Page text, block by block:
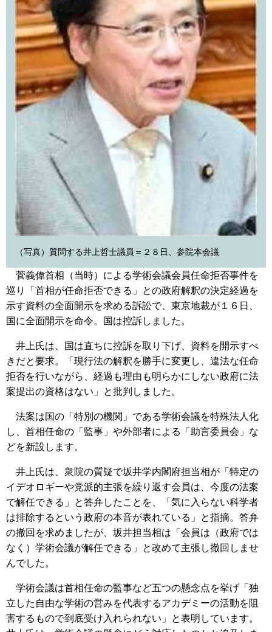
（写真）質問する井上哲士議員＝２８日、参院本会議
菅義偉首相（当時）による学術会議会員任命拒否事件を
巡り「首相が任命拒否できる」との政府解釈の決定経過を
示す資料の全面開示を求める訴訟で、東京地裁が１６日、
国に全面開示を命令。国は控訴しました。
井上氏は、国は直ちに控訴を取り下げ、資料を開示すべ
きだと要求。「現行法の解釈を勝手に変更し、違法な任命
拒否を行いながら、経過も理由も明らかにしない政府に法
案提出の資格はない」と批判しました。
法案は国の「特別の機関」である学術会議を特殊法人化
し、首相任命の「監事」や外部者による「助言委員会」な
どを新設します。
井上氏は、衆院の質疑で坂井学内閣府担当相が「特定の
イデオロギーや党派的主張を繰り返す会員は、今度の法案
で解任できる」と答弁したことを、「気に入らない科学者
は排除するという政府の本音が表れている」と指摘。答弁
の撤回を求めましたが、坂井担当相は「会員は（政府では
なく）学術会議が解任できる」と改めて主張し撤回しませ
んでした。
学術会議は首相任命の監事など五つの懸念点を挙げ「独
立した自由な学術の営みを代表するアカデミーの活動を阻
害するもので到底受け入れられない」と表明しています。